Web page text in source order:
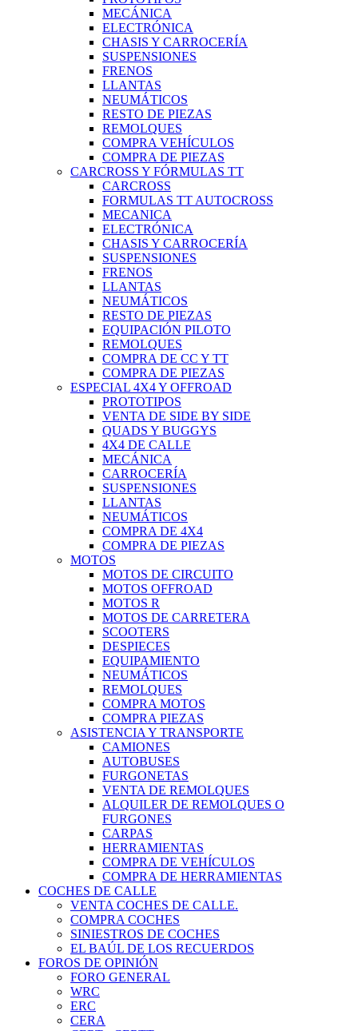
MECÁNICA
ELECTRÓNICA
CHASIS Y CARROCERÍA
SUSPENSIONES
FRENOS
LLANTAS
NEUMÁTICOS
RESTO DE PIEZAS
REMOLQUES
COMPRA VEHÍCULOS
COMPRA DE PIEZAS
CARCROSS Y FÓRMULAS TT
CARCROSS
FORMULAS TT AUTOCROSS
MECANICA
ELECTRÓNICA
CHASIS Y CARROCERÍA
SUSPENSIONES
FRENOS
LLANTAS
NEUMÁTICOS
RESTO DE PIEZAS
EQUIPACIÓN PILOTO
REMOLQUES
COMPRA DE CC Y TT
COMPRA DE PIEZAS
ESPECIAL 4X4 Y OFFROAD
PROTOTIPOS
VENTA DE SIDE BY SIDE
QUADS Y BUGGYS
4X4 DE CALLE
MECÁNICA
CARROCERÍA
SUSPENSIONES
LLANTAS
NEUMÁTICOS
COMPRA DE 4X4
COMPRA DE PIEZAS
MOTOS
MOTOS DE CIRCUITO
MOTOS OFFROAD
MOTOS R
MOTOS DE CARRETERA
SCOOTERS
DESPIECES
EQUIPAMIENTO
NEUMÁTICOS
REMOLQUES
COMPRA MOTOS
COMPRA PIEZAS
ASISTENCIA Y TRANSPORTE
CAMIONES
AUTOBUSES
FURGONETAS
VENTA DE REMOLQUES
ALQUILER DE REMOLQUES O
FURGONES
CARPAS
HERRAMIENTAS
COMPRA DE VEHÍCULOS
COMPRA DE HERRAMIENTAS
COCHES DE CALLE
VENTA COCHES DE CALLE.
COMPRA COCHES
SINIESTROS DE COCHES
EL BAÚL DE LOS RECUERDOS
FOROS DE OPINIÓN
FORO GENERAL
WRC
ERC
CERA